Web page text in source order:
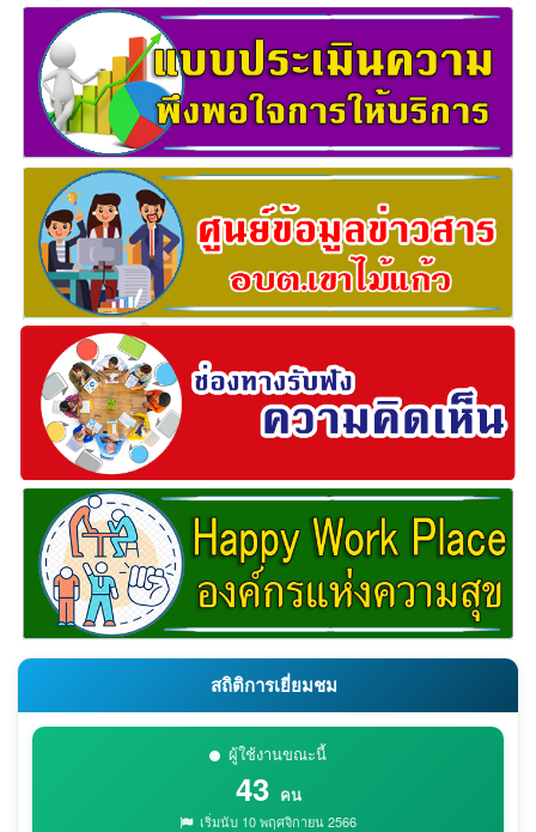
สถิติการเยี่ยมชม
ผู้ใช้งานขณะนี้
43 คน
เริ่มนับ 10 พฤศจิกายน 2566